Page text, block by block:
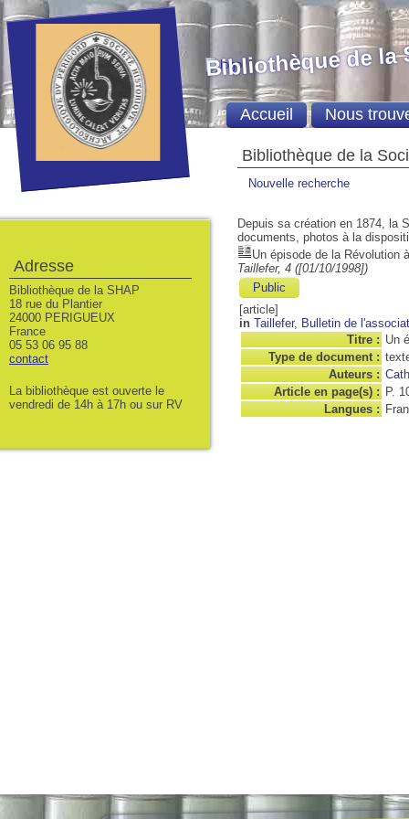
Bibliothèque de la
Nouvelle recherche
Depuis sa création en 1874, la
documents, photos à la
Un épisode de la Révolution
Taillefer, 4 ([01/10/1998])
Public
[article]
in Taillefer, Bulletin de
Titre : Un
Type de document :
Auteurs :
Article en page(s) : P.
Langues :
Bibliothèque de la
Accueil Nous
Adresse
Bibliothèque de la SHAP
18 rue du Plantier
24000 PERIGUEUX
France
05 53 06 95 88
contact
La bibliothèque est ouverte le
vendredi de 14h à 17h ou sur RV